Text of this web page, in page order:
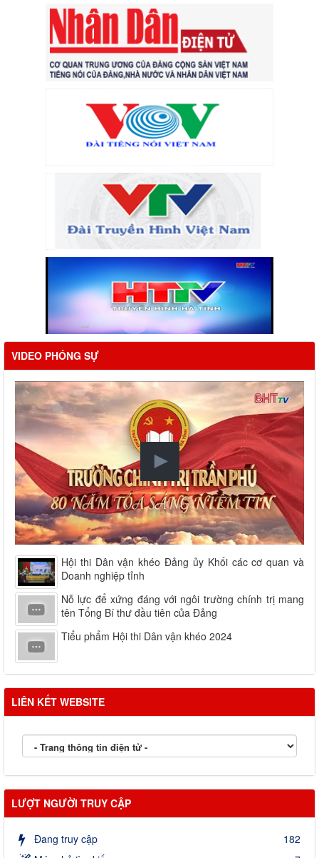
VIDEO PHÓNG SỰ
Hội thi Dân vận khéo Đảng ủy Khối các cơ quan và
Doanh nghiệp tỉnh
Nỗ lực để xứng đáng với ngôi trường chính trị mang
tên Tổng Bí thư đầu tiên của Đảng
Tiểu phẩm Hội thi Dân vận khéo 2024
LIÊN KẾT WEBSITE
LƯỢT NGƯỜI TRUY CẬP
Đang truy cập
182